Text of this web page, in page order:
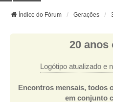
Índice do Fórum Gerações
20 anos
Logótipo atualizado e
Encontros mensais, todos
em conjunto